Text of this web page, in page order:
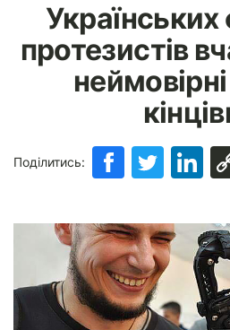
Українських
протезистів
Поділитись: